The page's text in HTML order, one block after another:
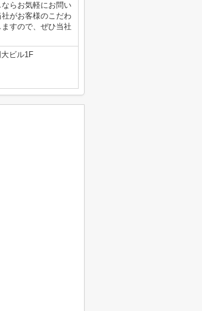
らお気軽にお問い
がお客様のこだわ
すので、ぜひ当社
ビル1F